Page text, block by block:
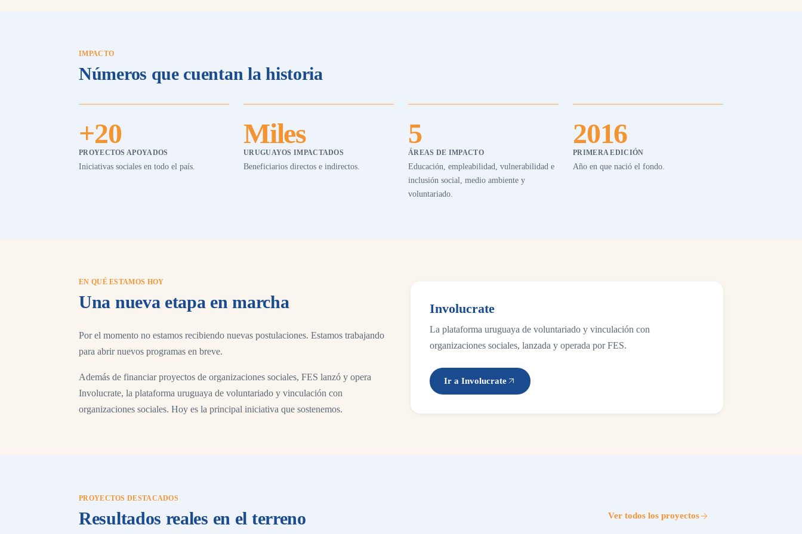
IMPACTO
Números que cuentan la historia
+20
PROYECTOS APOYADOS
Iniciativas sociales en todo el país.
Miles
URUGUAYOS IMPACTADOS
Beneficiarios directos e indirectos.
5
ÁREAS DE IMPACTO
Educación, empleabilidad, vulnerabilidad e
inclusión social, medio ambiente y
voluntariado.
2016
PRIMERA EDICIÓN
Año en que nació el fondo.
EN QUÉ ESTAMOS HOY
Una nueva etapa en marcha
Por el momento no estamos recibiendo nuevas postulaciones. Estamos trabajando
para abrir nuevos programas en breve.
Además de financiar proyectos de organizaciones sociales, FES lanzó y opera
Involucrate, la plataforma uruguaya de voluntariado y vinculación con
organizaciones sociales. Hoy es la principal iniciativa que sostenemos.
Involucrate
La plataforma uruguaya de voluntariado y vinculación con
organizaciones sociales, lanzada y operada por FES.
Ir a Involucrate
PROYECTOS DESTACADOS
Resultados reales en el terreno Ver todos los proyectos